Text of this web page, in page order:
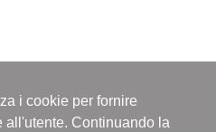
I DIRITTI RISERVATI | P.
i cookie per fornire
all'utente. Continuando la